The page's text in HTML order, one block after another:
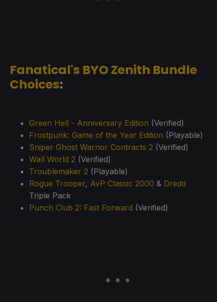
Fanatical's BYO Zenith Bundle
Choices:
Green Hell - Anniversary Edition (Verified)
Frostpunk: Game of the Year Edition (Playable)
Sniper Ghost Warrior Contracts 2 (Verified)
Wall World 2 (Verified)
Troublemaker 2 (Playable)
Rogue Trooper, AvP Classic 2000 & Dredd
Triple Pack
Punch Club 2: Fast Forward (Verified)